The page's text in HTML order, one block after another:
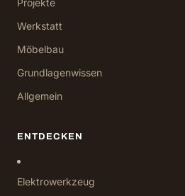
Projekte
Werkstatt
Möbelbau
Grundlagenwissen
Allgemein
ENTDECKEN
Elektrowerkzeug